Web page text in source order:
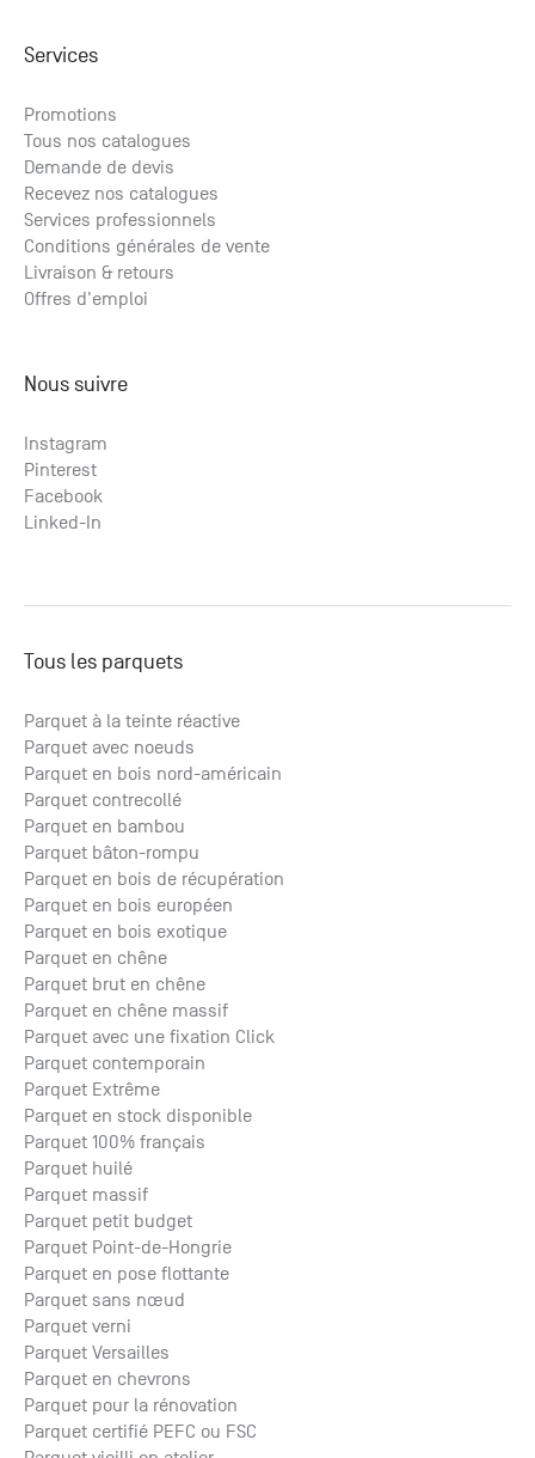
Services
Promotions
Tous nos catalogues
Demande de devis
Recevez nos catalogues
Services professionnels
Conditions générales de vente
Livraison & retours
Offres d'emploi
Nous suivre
Instagram
Pinterest
Facebook
Linked-In
Tous les parquets
Parquet à la teinte réactive
Parquet avec noeuds
Parquet en bois nord-américain
Parquet contrecollé
Parquet en bambou
Parquet bâton-rompu
Parquet en bois de récupération
Parquet en bois européen
Parquet en bois exotique
Parquet en chêne
Parquet brut en chêne
Parquet en chêne massif
Parquet avec une fixation Click
Parquet contemporain
Parquet Extrême
Parquet en stock disponible
Parquet 100% français
Parquet huilé
Parquet massif
Parquet petit budget
Parquet Point-de-Hongrie
Parquet en pose flottante
Parquet sans nœud
Parquet verni
Parquet Versailles
Parquet en chevrons
Parquet pour la rénovation
Parquet certifié PEFC ou FSC